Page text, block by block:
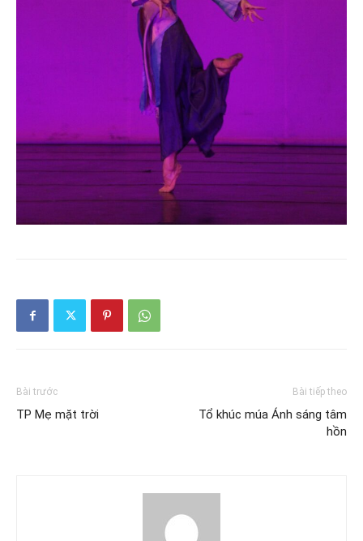
Bài trước
TP Mẹ mặt trời
Bài tiếp theo
Tổ khúc múa Ánh sáng tâm
hồn